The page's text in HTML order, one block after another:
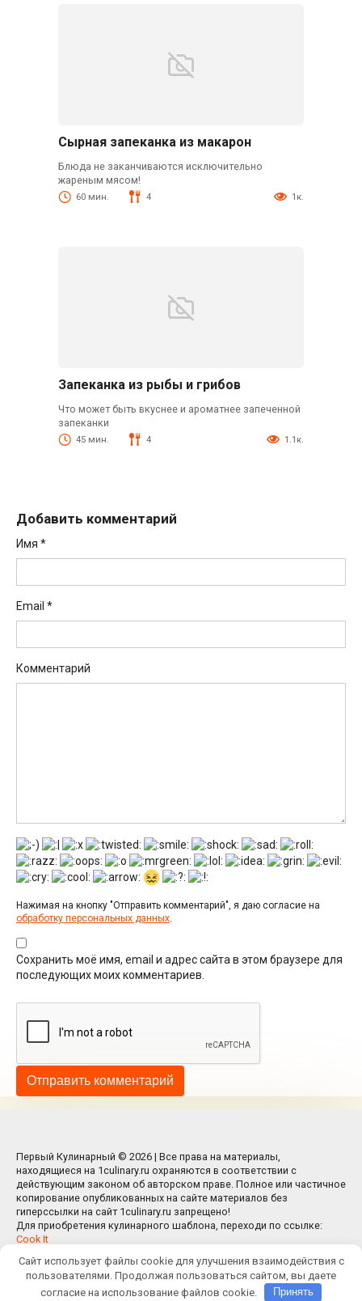
Сырная запеканка из макарон
Блюда не заканчиваются исключительно
жареным мясом!
60 мин. 4 1к.
Запеканка из рыбы и грибов
Что может быть вкуснее и ароматнее запеченной
запеканки
45 мин. 4 1.1к.
Добавить комментарий
Имя *
Email *
Комментарий
Нажимая на кнопку "Отправить комментарий", я даю согласие на
обработку персональных данных.
Сохранить моё имя, email и адрес сайта в этом браузере для
последующих моих комментариев.
Первый Кулинарный © 2026 | Все права на материалы,
находящиеся на 1culinary.ru охраняются в соответствии с
действующим законом об авторском праве. Полное или частичное
копирование опубликованных на сайте материалов без
гиперссылки на сайт 1culinary.ru запрещено!
Для приобретения кулинарного шаблона, переходи по ссылке:
Cook It
Сайт использует файлы cookie для улучшения взаимодействия с
пользователями. Продолжая пользоваться сайтом, вы даете
согласие на использование файлов cookie.
Принять